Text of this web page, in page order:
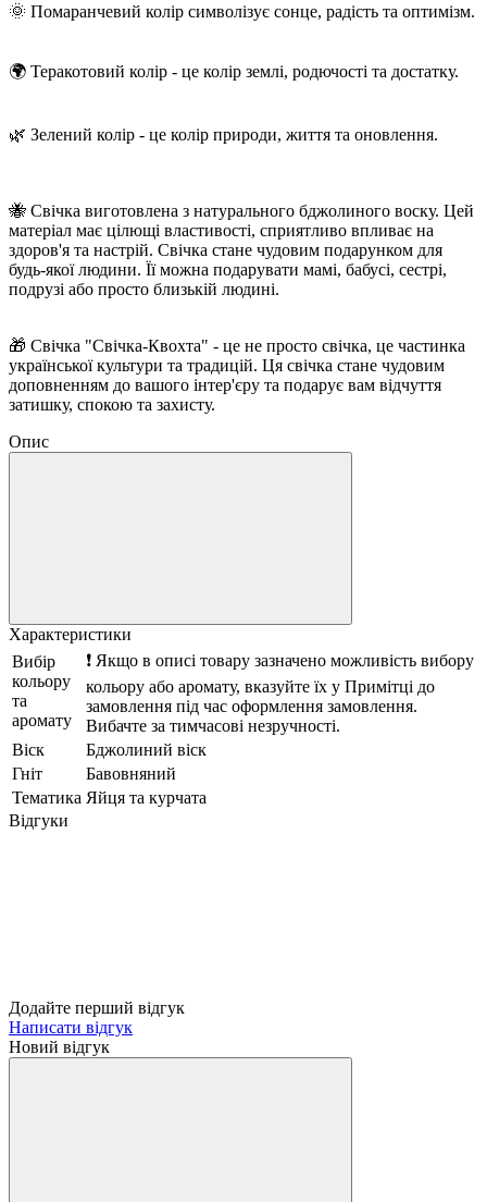
🌞 Помаранчевий колір символізує сонце, радість та оптимізм.
🌍 Теракотовий колір - це колір землі, родючості та достатку.
🌿 Зелений колір - це колір природи, життя та оновлення.
🐝 Свічка виготовлена з натурального бджолиного воску. Цей
матеріал має цілющі властивості, сприятливо впливає на
здоров'я та настрій. Свічка стане чудовим подарунком для
будь-якої людини. Її можна подарувати мамі, бабусі, сестрі,
подрузі або просто близькій людині.
🎁 Свічка "Свічка-Квохта" - це не просто свічка, це частинка
української культури та традицій. Ця свічка стане чудовим
доповненням до вашого інтер'єру та подарує вам відчуття
затишку, спокою та захисту.
Опис
Характеристики
Вибір
кольору
та
аромату
❗ Якщо в описі товару зазначено можливість вибору
кольору або аромату, вказуйте їх у Примітці до
замовлення під час оформлення замовлення.
Вибачте за тимчасові незручності.
Віск
Бджолиний віск
Гніт
Бавовняний
Тематика Яйця та курчата
Відгуки
Додайте перший відгук
Написати відгук
Новий відгук